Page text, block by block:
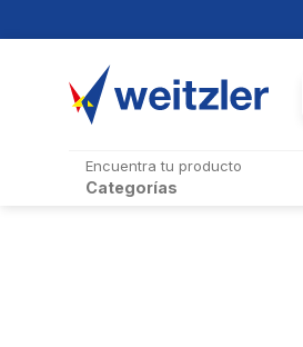
Encuentra tu producto
Categorías